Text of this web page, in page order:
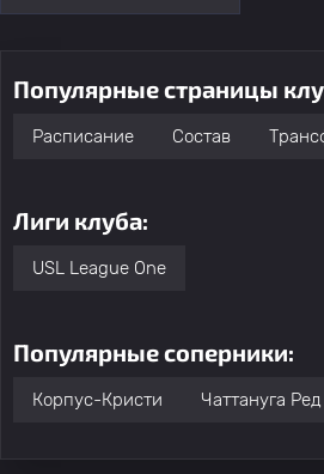
Популярные страницы
Расписание Состав
Лиги клуба:
USL League One
Популярные соперники:
Корпус-Кристи Чаттануга